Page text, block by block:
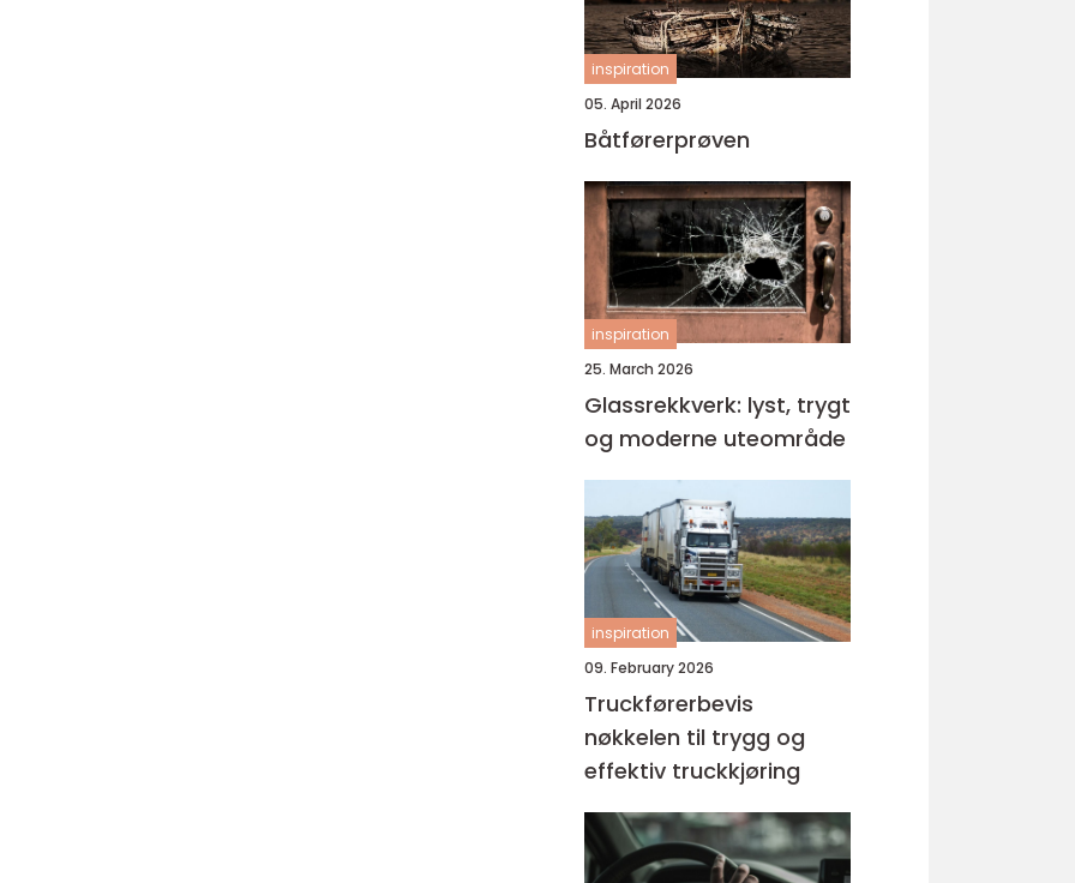
inspiration
05. April 2026
Båtførerprøven
inspiration
25. March 2026
Glassrekkverk: lyst, trygt
og moderne uteområde
inspiration
09. February 2026
Truckførerbevis
nøkkelen til trygg og
effektiv truckkjøring